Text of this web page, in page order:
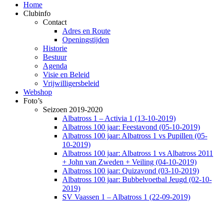
Home
Clubinfo
Contact
Adres en Route
Openingstijden
Historie
Bestuur
Agenda
Visie en Beleid
Vrijwilligersbeleid
Webshop
Foto’s
Seizoen 2019-2020
Albatross 1 – Activia 1 (13-10-2019)
Albatross 100 jaar: Feestavond (05-10-2019)
Albatross 100 jaar: Albatross 1 vs Pupillen (05-
10-2019)
Albatross 100 jaar: Albatross 1 vs Albatross 2011
+ John van Zweden + Veiling (04-10-2019)
Albatross 100 jaar: Quizavond (03-10-2019)
Albatross 100 jaar: Bubbelvoetbal Jeugd (02-10-
2019)
SV Vaassen 1 – Albatross 1 (22-09-2019)